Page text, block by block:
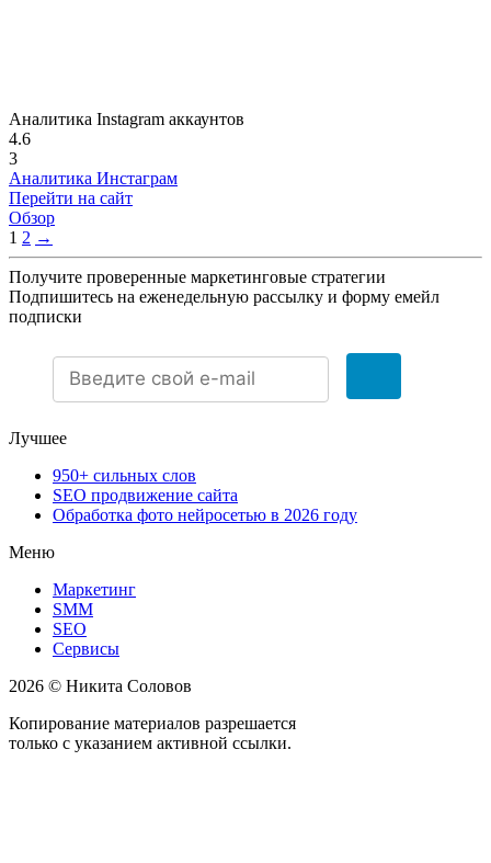
Аналитика Instagram аккаунтов
4.6
3
Аналитика Инстаграм
Перейти на сайт
Обзор
1 2 →
Получите проверенные маркетинговые стратегии
Подпишитесь на еженедельную рассылку и форму емейл
подписки
Лучшее
950+ сильных слов
SEO продвижение сайта
Обработка фото нейросетью в 2026 году
Меню
Маркетинг
SMM
SEO
Сервисы
2026 © Никита Соловов
Копирование материалов разрешается
только с указанием активной ссылки.